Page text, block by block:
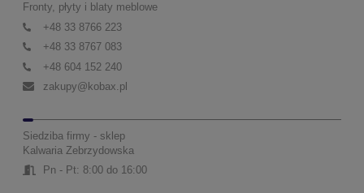
Fronty, płyty i blaty meblowe
+48 33 8766 223
+48 33 8767 083
+48 604 152 240
zakupy@kobax.pl
Siedziba firmy - sklep
Kalwaria Zebrzydowska
Pn - Pt: 8:00 do 16:00